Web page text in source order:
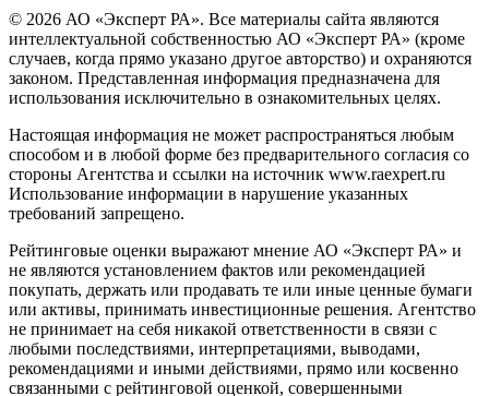
© 2026 АО «Эксперт РА». Все материалы сайта являются
интеллектуальной собственностью АО «Эксперт РА» (кроме
случаев, когда прямо указано другое авторство) и охраняются
законом. Представленная информация предназначена для
использования исключительно в ознакомительных целях.
Настоящая информация не может распространяться любым
способом и в любой форме без предварительного согласия со
стороны Агентства и ссылки на источник www.raexpert.ru
Использование информации в нарушение указанных
требований запрещено.
Рейтинговые оценки выражают мнение АО «Эксперт РА» и
не являются установлением фактов или рекомендацией
покупать, держать или продавать те или иные ценные бумаги
или активы, принимать инвестиционные решения. Агентство
не принимает на себя никакой ответственности в связи с
любыми последствиями, интерпретациями, выводами,
рекомендациями и иными действиями, прямо или косвенно
связанными с рейтинговой оценкой, совершенными